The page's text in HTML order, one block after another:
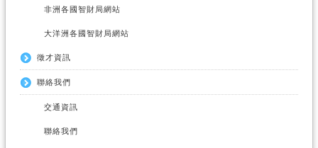
非洲各國智財局網站
大洋洲各國智財局網站
徵才資訊
聯絡我們
交通資訊
聯絡我們